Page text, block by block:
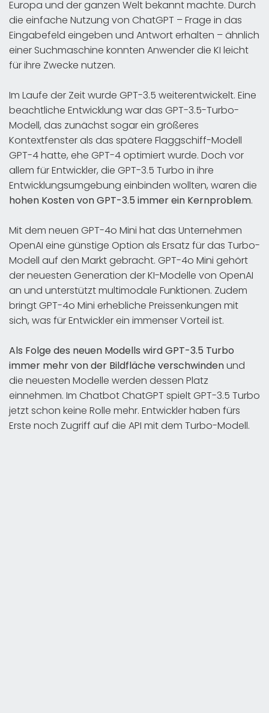
Europa und der ganzen Welt bekannt machte. Durch
die einfache Nutzung von ChatGPT – Frage in das
Eingabefeld eingeben und Antwort erhalten – ähnlich
einer Suchmaschine konnten Anwender die KI leicht
für ihre Zwecke nutzen.
Im Laufe der Zeit wurde GPT-3.5 weiterentwickelt. Eine
beachtliche Entwicklung war das GPT-3.5-Turbo-
Modell, das zunächst sogar ein größeres
Kontextfenster als das spätere Flaggschiff-Modell
GPT-4 hatte, ehe GPT-4 optimiert wurde. Doch vor
allem für Entwickler, die GPT-3.5 Turbo in ihre
Entwicklungsumgebung einbinden wollten, waren die
hohen Kosten von GPT-3.5 immer ein Kernproblem.
Mit dem neuen GPT-4o Mini hat das Unternehmen
OpenAI eine günstige Option als Ersatz für das Turbo-
Modell auf den Markt gebracht. GPT-4o Mini gehört
der neuesten Generation der KI-Modelle von OpenAI
an und unterstützt multimodale Funktionen. Zudem
bringt GPT-4o Mini erhebliche Preissenkungen mit
sich, was für Entwickler ein immenser Vorteil ist.
Als Folge des neuen Modells wird GPT-3.5 Turbo
immer mehr von der Bildfläche verschwindenund
die neuesten Modelle werden dessen Platz
einnehmen. Im Chatbot ChatGPT spielt GPT-3.5 Turbo
jetzt schon keine Rolle mehr. Entwickler haben fürs
Erste noch Zugriff auf die API mit dem Turbo-Modell.